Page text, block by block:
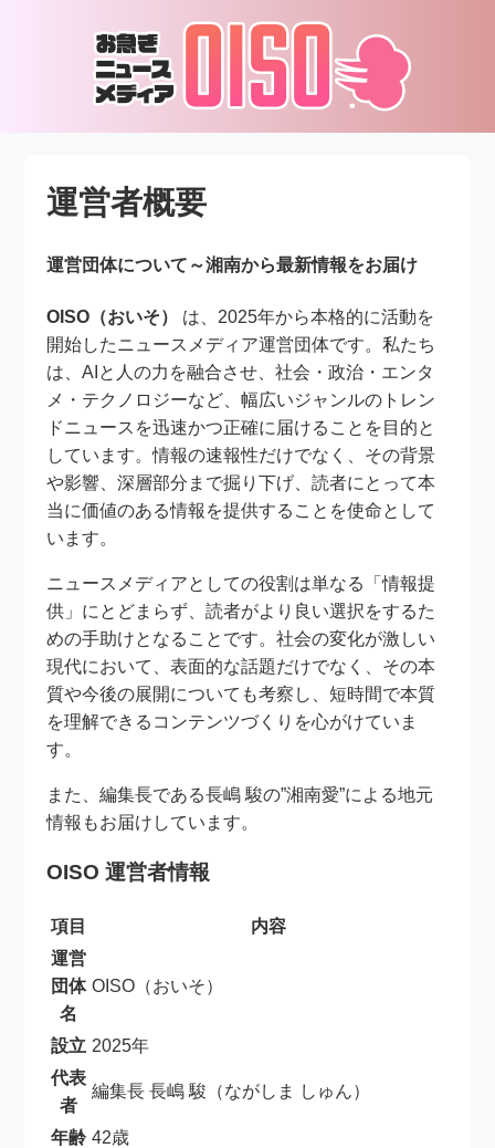
運営者概要
運営団体について～湘南から最新情報をお届け
OISO（おいそ）
は、2025年から本格的に活動を
開始したニュースメディア運営団体です。私たち
は、AIと人の力を融合させ、社会・政治・エンタ
メ・テクノロジーなど、幅広いジャンルのトレン
ドニュースを迅速かつ正確に届けることを目的と
しています。情報の速報性だけでなく、その背景
や影響、深層部分まで掘り下げ、読者にとって本
当に価値のある情報を提供することを使命として
います。
ニュースメディアとしての役割は単なる「情報提
供」にとどまらず、読者がより良い選択をするた
めの手助けとなることです。社会の変化が激しい
現代において、表面的な話題だけでなく、その本
質や今後の展開についても考察し、短時間で本質
を理解できるコンテンツづくりを心がけていま
す。
また、編集長である長嶋 駿の”湘南愛”による地元
情報もお届けしています。
OISO 運営者情報
項目
内容
運営
団体
名
OISO（おいそ）
設立 2025年
代表
者
編集長 長嶋 駿（ながしま しゅん）
年齢 42歳